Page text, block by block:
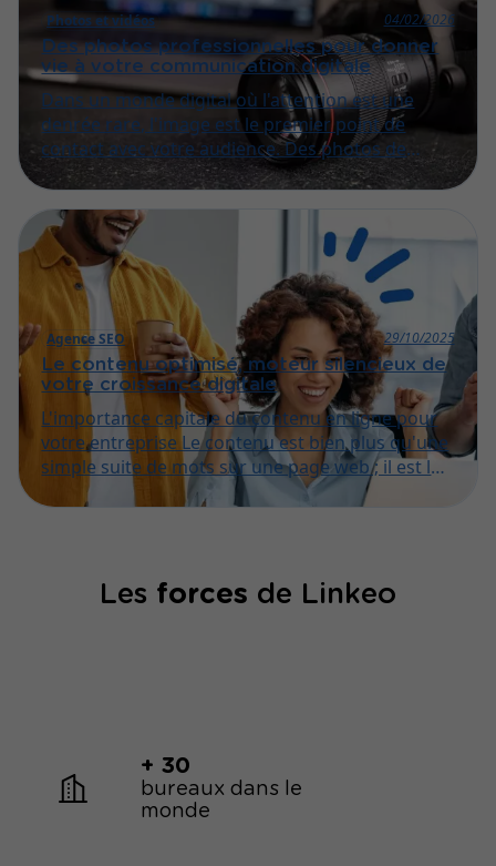
Photos et vidéos
04/02/2026
Des photos professionnelles pour donner
vie à votre communication digitale
Dans un monde digital où l'attention est une
denrée rare, l'image est le premier point de
contact avec votre audience. Des photos de
qualité professionnelle sont le reflet de votre
excellence.
Agence SEO
29/10/2025
Le contenu optimisé, moteur silencieux de
votre croissance digitale
L'importance capitale du contenu en ligne pour
votre entreprise Le contenu est bien plus qu'une
simple suite de mots sur une page web ; il est la
voix de votre entreprise dans l'univers
numérique, le premier point de contact avec vos
Les forces de Linkeo
+ 30
bureaux dans le
monde